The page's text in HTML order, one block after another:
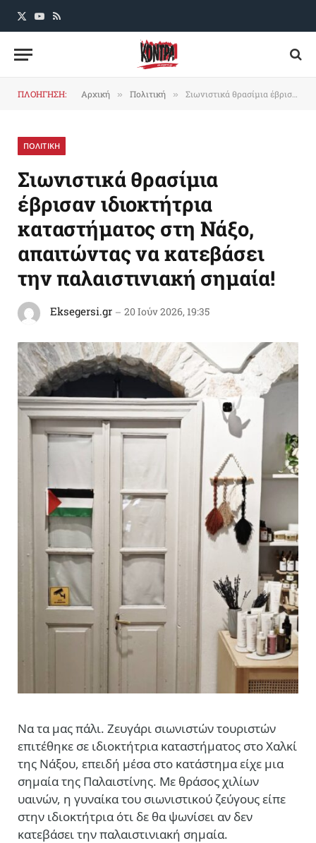
X
YouTube
RSS
ΠΛΟΗΓΗΣΗ: Αρχική » Πολιτική » Σιωνιστικά θρασίμια έβρισαν ιδιοκτήτρια καταστήματος στη Νάξο, απαιτώντας να κατεβάσει την παλαιστινιακή σημαία!
ΠΟΛΙΤΙΚΗ
Σιωνιστικά θρασίμια
έβρισαν ιδιοκτήτρια
καταστήματος στη Νάξο,
απαιτώντας να κατεβάσει
την παλαιστινιακή σημαία!
Eksegersi.gr 20 Ιούν 2026, 19:35
Nα τα μας πάλι. Ζευγάρι σιωνιστών τουριστών
επιτέθηκε σε ιδιοκτήτρια καταστήματος στο Χαλκί
της Νάξου, επειδή μέσα στο κατάστημα είχε μια
σημαία της Παλαιστίνης. Με θράσος χιλίων
υαινών, η γυναίκα του σιωνιστικού ζεύγους είπε
στην ιδιοκτήτρια ότι δε θα ψωνίσει αν δεν
κατεβάσει την παλαιστινιακή σημαία.